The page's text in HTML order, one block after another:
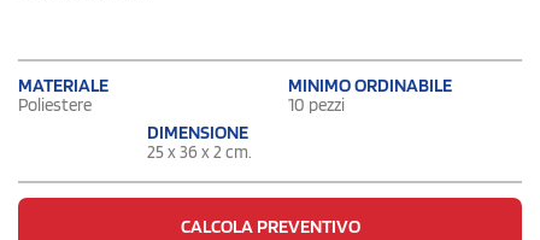
MATERIALE
Poliestere
MINIMO ORDINABILE
10 pezzi
DIMENSIONE
25 x 36 x 2 cm.
CALCOLA PREVENTIVO